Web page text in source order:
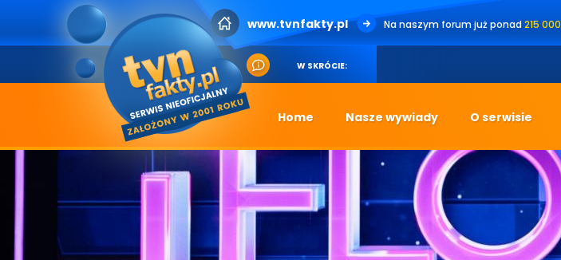
www.tvnfakty.pl Na naszym forum już ponad 215 000
W SKRÓCIE:
Home Nasze wywiady O serwisie